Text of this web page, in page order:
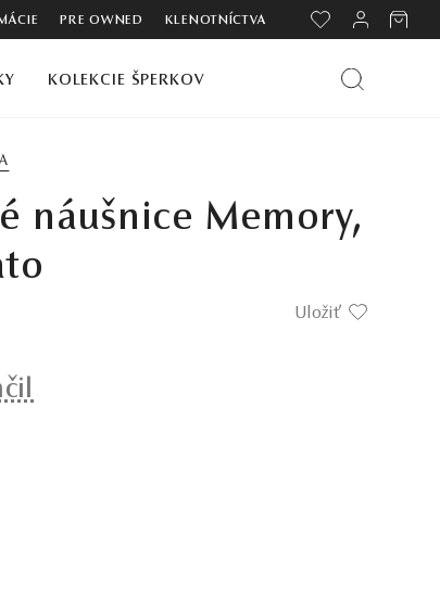
PRE OWNED KLENOTNÍCTVA
KOLEKCIE ŠPERKOV
náušnice Memory,
Uložiť